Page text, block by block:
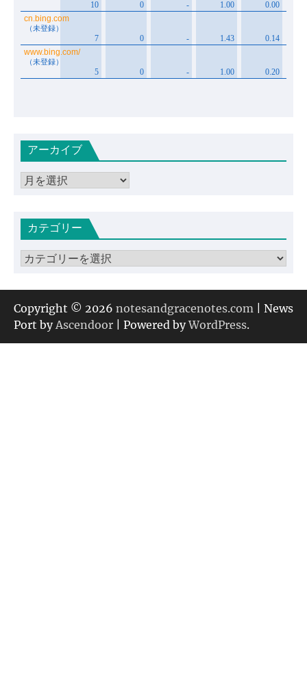
アーカイブ
ア
イカテゴリー
カ
ゴ
リ
ー
Copyright © 2026 notesandgracenotes.com | News
Port by Ascendoor | Powered byWordPress.